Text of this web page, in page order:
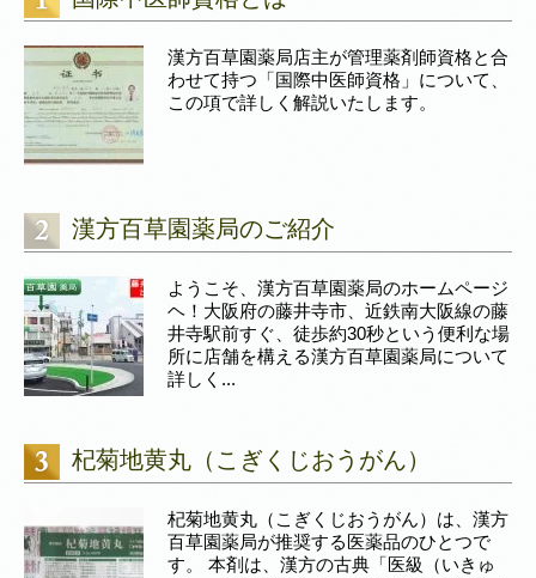
漢方百草園薬局店主が管理薬剤師資格と合
わせて持つ「国際中医師資格」について、
この項で詳しく解説いたします。
漢方百草園薬局のご紹介
ようこそ、漢方百草園薬局のホームページ
ヘ！大阪府の藤井寺市、近鉄南大阪線の藤
井寺駅前すぐ、徒歩約30秒という便利な場
所に店舗を構える漢方百草園薬局について
詳しく...
杞菊地黄丸（こぎくじおうがん）
杞菊地黄丸（こぎくじおうがん）は、漢方
百草園薬局が推奨する医薬品のひとつで
す。 本剤は、漢方の古典「医級（いきゅ